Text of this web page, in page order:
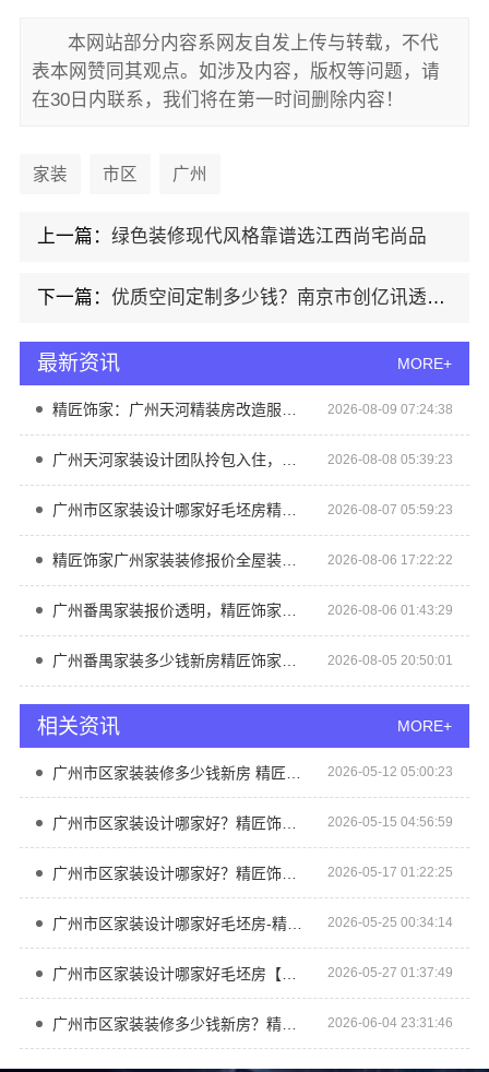
本网站部分内容系网友自发上传与转载，不代
表本网赞同其观点。如涉及内容，版权等问题，请
在30日内联系，我们将在第一时间删除内容！
家装 市区 广州
上一篇：绿色装修现代风格靠谱选江西尚宅尚品
下一篇：优质空间定制多少钱？南京市创亿讯透明报价更放心
最新资讯 MORE+
精匠饰家：广州天河精装房改造服务团队 2026-08-09 07:24:38
广州天河家装设计团队拎包入住，精匠饰家专属设计 2026-08-08 05:39:23
广州市区家装设计哪家好毛坯房精匠饰家（广州）家居建材有限公司 2026-08-07 05:59:23
精匠饰家广州家装装修报价全屋装修详解 2026-08-06 17:22:22
广州番禺家装报价透明，精匠饰家新房装修 2026-08-06 01:43:29
广州番禺家装多少钱新房精匠饰家透明报价 2026-08-05 20:50:01
相关资讯 MORE+
2026-05-12 05:00:23
广州市区家装设计哪家好？精匠饰家（广州）家居建材 2026-05-15 04:56:59
广州市区家装设计哪家好？精匠饰家环保定制方案 2026-05-17 01:22:25
广州市区家装设计哪家好毛坯房-精匠饰家 2026-05-25 00:34:14
广州市区家装设计哪家好毛坯房【精匠饰家】 2026-05-27 01:37:49
广州市区家装装修多少钱新房？精匠饰家高性价比整装 2026-06-04 23:31:46